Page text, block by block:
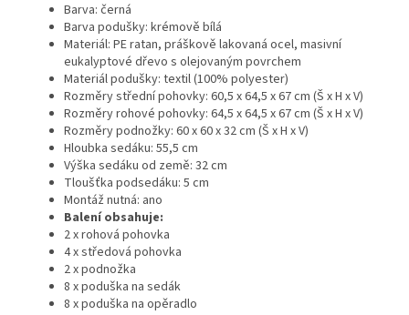
Barva: černá
Barva podušky: krémově bílá
Materiál: PE ratan, práškově lakovaná ocel, masivní
eukalyptové dřevo s olejovaným povrchem
Materiál podušky: textil (100% polyester)
Rozměry střední pohovky: 60,5 x 64,5 x 67 cm (Š x H x V)
Rozměry rohové pohovky: 64,5 x 64,5 x 67 cm (Š x H x V)
Rozměry podnožky: 60 x 60 x 32 cm (Š x H x V)
Hloubka sedáku: 55,5 cm
Výška sedáku od země: 32 cm
Tloušťka podsedáku: 5 cm
Montáž nutná: ano
Balení obsahuje:
2 x rohová pohovka
4 x středová pohovka
2 x podnožka
8 x poduška na sedák
8 x poduška na opěradlo